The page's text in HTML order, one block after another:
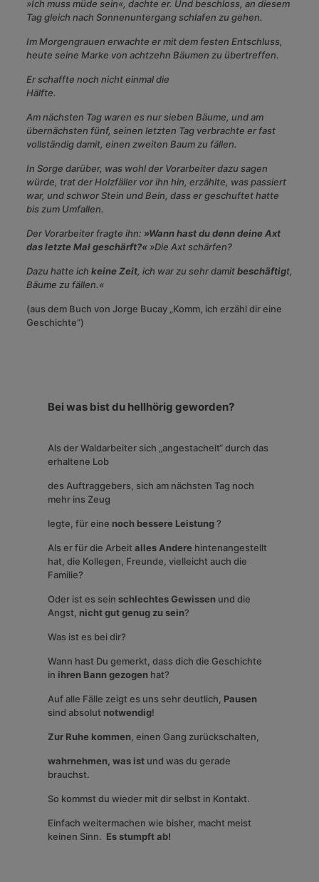
»Ich muss müde sein«, dachte er. Und beschloss, an diesem
Tag gleich nach Sonnenuntergang schlafen zu gehen.
Im Morgengrauen erwachte er mit dem festen Entschluss,
heute seine Marke von achtzehn Bäumen zu übertreffen.
Er schaffte noch nicht einmal die
Hälfte.
Am nächsten Tag waren es nur sieben Bäume, und am
übernächsten fünf, seinen letzten Tag verbrachte er fast
vollständig damit, einen zweiten Baum zu fällen.
In Sorge darüber, was wohl der Vorarbeiter dazu sagen
würde, trat der Holzfäller vor ihn hin, erzählte, was passiert
war, und schwor Stein und Bein, dass er geschuftet hatte
bis zum Umfallen.
Der Vorarbeiter fragte ihn: »Wann hast du denn deine Axt
das letzte Mal geschärft?« »Die Axt schärfen?
Dazu hatte ich keine Zeit, ich war zu sehr damitbeschäftigt,
Bäume zu fällen.«
(aus dem Buch von Jorge Bucay „Komm, ich erzähl dir eine
Geschichte“)
Bei was bist du hellhörig geworden?
Als der Waldarbeiter sich „angestachelt“ durch das
erhaltene Lob
des Auftraggebers, sich am nächsten Tag noch
mehr ins Zeug
legte, für eine noch bessere Leistung?
Als er für die Arbeit alles Andere hintenangestellt
hat, die Kollegen, Freunde, vielleicht auch die
Familie?
Oder ist es sein schlechtes Gewissenund die
Angst, nicht gut genug zu sein?
Was ist es bei dir?
Wann hast Du gemerkt, dass dich die Geschichte
in ihren Bann gezogenhat?
Auf alle Fälle zeigt es uns sehr deutlich, Pausen
sind absolut notwendig!
Zur Ruhe kommen, einen Gang zurückschalten,
wahrnehmen, was ist und was du gerade
brauchst.
So kommst du wieder mit dir selbst in Kontakt.
Einfach weitermachen wie bisher, macht meist
keinen Sinn. Es stumpft ab!